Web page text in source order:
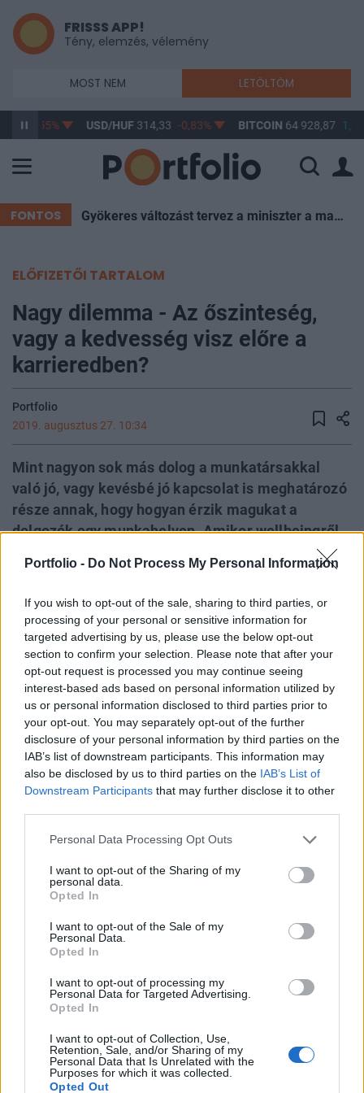
Portfolio - Do Not Process My Personal Information
If you wish to opt-out of the sale, sharing to third parties, or
processing of your personal or sensitive information for
targeted advertising by us, please use the below opt-out
section to confirm your selection. Please note that after your
opt-out request is processed you may continue seeing
interest-based ads based on personal information utilized by
us or personal information disclosed to third parties prior to
your opt-out. You may separately opt-out of the further
disclosure of your personal information by third parties on the
IAB’s list of downstream participants. This information may
also be disclosed by us to third parties on the IAB’s List of
Downstream Participants that may further disclose it to other
Personal Data Processing Opt Outs
I want to opt-out of the Sharing of my
personal data.
Opted In
I want to opt-out of the Sale of my
Personal Data.
Opted In
I want to opt-out of processing my
Personal Data for Targeted Advertising.
Opted In
I want to opt-out of Collection, Use,
Retention, Sale, and/or Sharing of my
Personal Data that Is Unrelated with the
Purposes for which it was collected.
Opted Out
FRISSS APP!
Tény, elemzés, vélemény
MOST NEM LETÖLTÖM
-0,55% USD/HUF314,33 -0,83% BITCOIN64 928,87
FONTOS Gyökeres változást tervez a miniszter a magyar iskolákban – itt a bejelentés
ELŐFIZETŐI TARTALOM
Nagy dilemma - Az őszinteség,
vagy a kedvesség visz előre a
karrieredben?
Portfolio
2019. augusztus 27. 10:34
Mint nagyon sok más dolog a munkatársakkal
való jó, vagy kevésbé jó kapcsolat is meghatározó
része annak, hogy hogyan érzik magukat a
dolgozók egy munkahelyen. Amikor wellbeingről
és a legjobb munkahelyi környezet kialakításáról
beszélünk, sokszor feledésbe merül az, hogy a
befolyásolják egy dolgozó elégedettségét, mint
például az, hogy milyen az épület levegőztető
rendszere. Éppen ezért nem mindegy, hogy mi
magunk, illetve a kollégáink hogyan vélekednek
az őszinteség és a kedvesség súlyáról az
irodában. Egy amerikai munkavállalókon végzett
friss kutatás szerint, aki a kedvességet részesíti
előnyben a kritika és az őszinteség helyett, az a
munkahelyének és a saját előmenetelének is
foglalkozó Fierce nevű cég több mint 1100 főállású
amerikai munkavállalót kérdezett meg arról, hogy az
őszintének, vagy inkább kedvesnek szeretne tűnni a
munkahelyén - írja a Qubit. Tízből nyolcan mondták, hogy
megtartották maguknak a kritikáikat, csak hogy kollégáik
és a főnökség szemében kedvesebbnek tűnjenek....
KEDVES OLVASÓNK!
A keresett cikk a portfolio.hu hírarchívumához
tartozik, melynek olvasása előfizetéses